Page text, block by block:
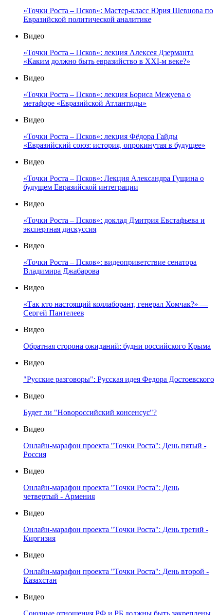
«Точки Роста – Псков»: Мастер-класс Юрия Шевцова по
Евразийской политической аналитике
Видео
«Точки Роста – Псков»: лекция Алексея Дзерманта
«Каким должно быть евразийство в XXI-м веке?»
Видео
«Точки Роста – Псков»: лекция Бориса Межуева о
метафоре «Евразийской Атлантиды»
Видео
«Точки Роста – Псков»: лекция Фёдора Гайды
«Евразийский союз: история, опрокинутая в будущее»
Видео
«Точки Роста – Псков»: Лекция Александра Гущина о
будущем Евразийской интеграции
Видео
«Точки Роста – Псков»: доклад Дмитрия Евстафьева и
экспертная дискуссия
Видео
«Точки Роста – Псков»: видеоприветствие сенатора
Владимира Джабарова
Видео
«Так кто настоящий коллаборант, генерал Хомчак?» —
Сергей Пантелеев
Видео
Обратная сторона ожиданий: будни российского Крыма
Видео
"Русские разговоры": Русская идея Федора Достоевского
Видео
Будет ли "Новороссийский консенсус"?
Видео
Онлайн-марафон проекта "Точки Роста": День пятый -
Россия
Видео
Онлайн-марафон проекта "Точки Роста": День
четвертый - Армения
Видео
Онлайн-марафон проекта "Точки Роста": День третий -
Киргизия
Видео
Онлайн-марафон проекта "Точки Роста": День второй -
Казахстан
Видео